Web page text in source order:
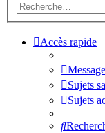
Accès rapide
Sujets
Sujets